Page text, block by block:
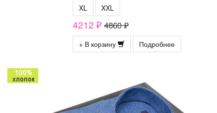
XL XXL
4212 ₽ 4860 ₽
+ В корзину Подробнее